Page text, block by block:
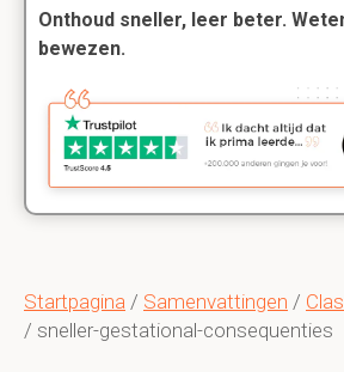
Startpagina / Samenvattingen /
/ sneller-gestational-consequenties
Onthoud sneller, leer beter.
bewezen.